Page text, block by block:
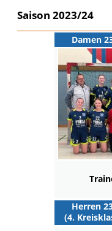
Saison 2023/24
Damen
Herren
(4.